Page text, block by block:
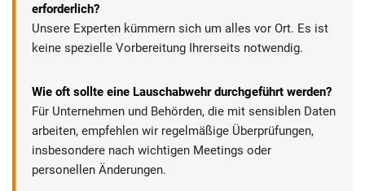
erforderlich?
Unsere Experten kümmern sich um alles vor Ort. Es ist
keine spezielle Vorbereitung Ihrerseits notwendig.
Wie oft sollte eine Lauschabwehr durchgeführt werden?
Für Unternehmen und Behörden, die mit sensiblen Daten
arbeiten, empfehlen wir regelmäßige Überprüfungen,
insbesondere nach wichtigen Meetings oder
personellen Änderungen.